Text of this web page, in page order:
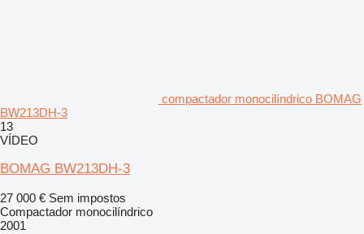
compactador monocilíndrico BOMAG
BW213DH-3
13
VÍDEO
BOMAG BW213DH-3
27 000 € Sem impostos
Compactador monocilíndrico
2001